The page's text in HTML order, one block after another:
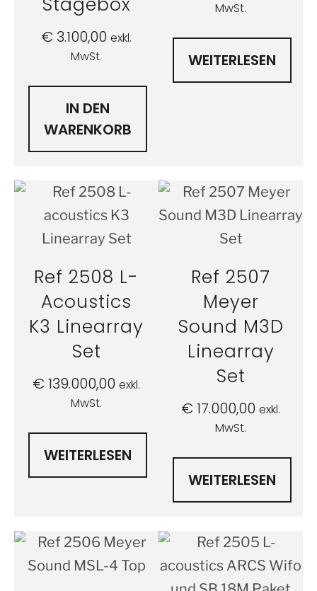
€ 3.100,00 exkl.
MwSt.
IN DEN
WARENKORB
MwSt.
WEITERLESEN
Ref 2508 L-
Acoustics
K3 Linearray
Set
€139.000,00 exkl.
MwSt.
WEITERLESEN
Ref 2507
Meyer
Sound M3D
Linearray
Set
€17.000,00 exkl.
MwSt.
WEITERLESEN